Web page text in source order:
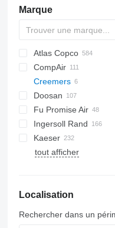
Marque
PDS
Atlas Copco
DrillAir
E-Air
GA
LF
LT
QAX
XAHS
XAVS
XRVS
XAS
PDP
PA
C-series
M-series
CPS
CompAir
C-series
DLT
DS
H-series
Creemers
SC
F2L912
Doosan
B-series
G-series
Fu Promise Air
Citymaster
MC
Ingersoll Rand
G-series
P-series
VHP
Kaeser
AS
SK
D-series
M-series
MIC
MDVN
W-series
38K
260
900
tout afficher
Localisation
Rechercher dans un